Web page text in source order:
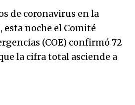
de coronavirus en la
esta noche el Comité
(COE) confirmó 72
la cifra total asciende a